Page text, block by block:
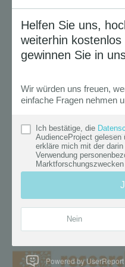
Powered by